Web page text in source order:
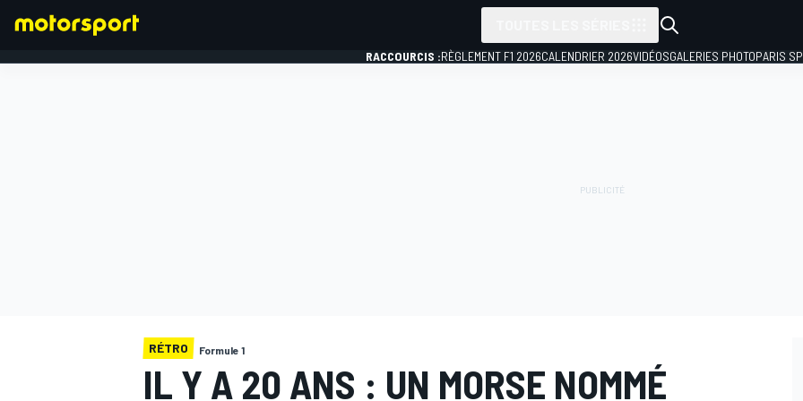
RACCOURCIS :RÈGLEMENT F1 2026CALENDRIER 2026VIDÉOSGALERIES PHOTOPARIS
RÉTRO Formule 1
IL Y A 20 ANS : UN MORSE NOMMÉ